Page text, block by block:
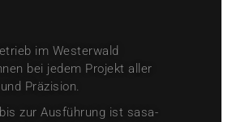
im Westerwald
bei jedem Projekt aller
Präzision.
zur Ausführung ist sasa-